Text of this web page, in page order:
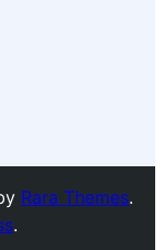
Rara Themes.
.